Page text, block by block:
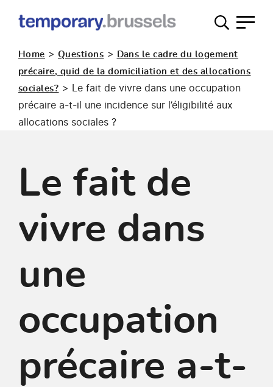
occupation
Home > Questions > Dans le cadre du logement
précaire, quid de la domiciliation et des allocations
sociales? > Le fait de vivre dans une occupation
précaire a-t-il une incidence sur l’éligibilité aux
allocations sociales ?
Le fait de
vivre dans
une
occupation
précaire a-t-